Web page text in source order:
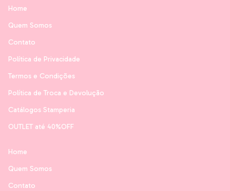
Home
Quem Somos
Contato
Política de Privacidade
Termos e Condições
Política de Troca e Devolução
Catálogos Stamperia
OUTLET até 40%OFF
Home
Quem Somos
Contato